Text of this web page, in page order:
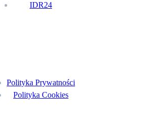
IDR24
Polityka Prywatności
Polityka Cookies